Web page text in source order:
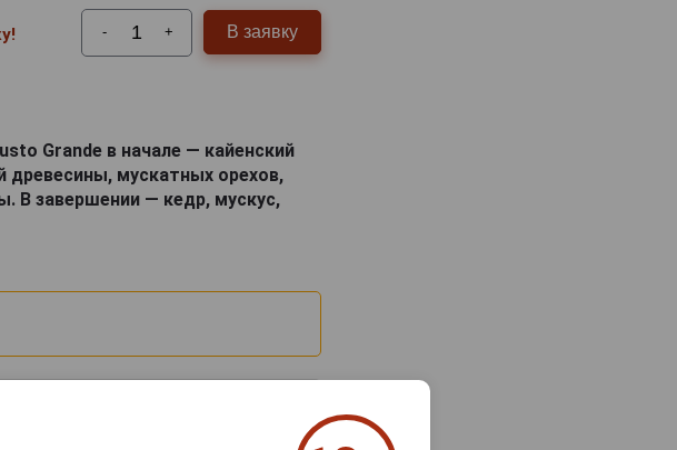
- + В заявку
Grande в начале — кайенский
мускатных орехов,
В завершении — кедр, мускус,